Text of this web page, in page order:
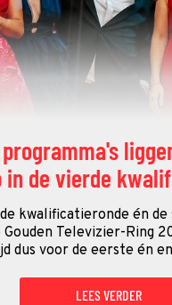
in de vierde
kwalificatieronde én
Gouden Televizier-Ring
dus voor de eerste én
LEES VERDER